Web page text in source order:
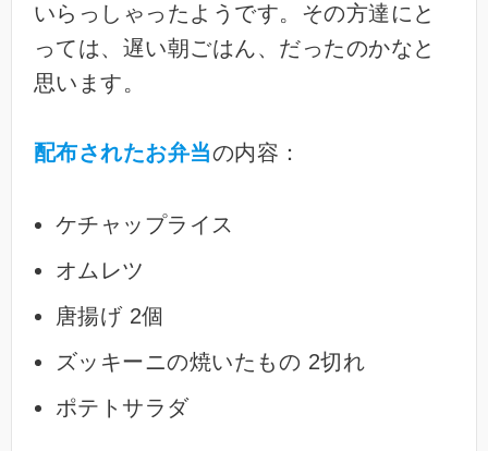
いらっしゃったようです。その方達にと
っては、遅い朝ごはん、だったのかなと
思います。
配布されたお弁当の内容：
ケチャップライス
オムレツ
唐揚げ 2個
ズッキーニの焼いたもの 2切れ
ポテトサラダ